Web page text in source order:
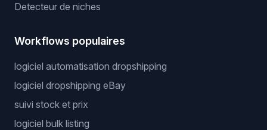
Detecteur de niches
Workflows populaires
logiciel automatisation dropshipping
logiciel dropshipping eBay
suivi stock et prix
logiciel bulk listing